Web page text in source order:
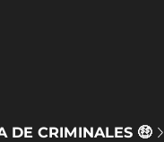
DE CRIMINALES 🤑